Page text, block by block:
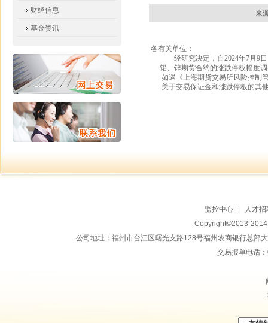
财经信息
基金资讯
来
各有关单位：
经研究决定，自2024年7月 9
铅、锌期货合约的涨跌停板幅度
如遇《上海期货交易所风险控制
关于交易保证金和涨跌停板的其
监控中心
人才招
Copyright©2013-
公司地址：福州市台江区曙光支路128号福州农商银行总
交易报单电话